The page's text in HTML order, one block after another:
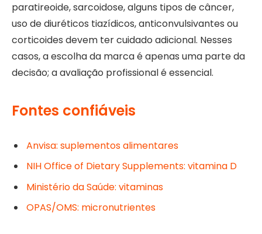
paratireoide, sarcoidose, alguns tipos de câncer,
uso de diuréticos tiazídicos, anticonvulsivantes ou
corticoides devem ter cuidado adicional. Nesses
casos, a escolha da marca é apenas uma parte da
decisão; a avaliação profissional é essencial.
Fontes confiáveis
Anvisa: suplementos alimentares
NIH Office of Dietary Supplements: vitamina D
Ministério da Saúde: vitaminas
OPAS/OMS: micronutrientes